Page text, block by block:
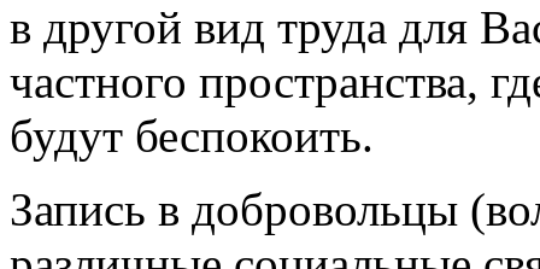
в другой вид труда для
частного пространства,
будут беспокоить.
Запись в добровольцы